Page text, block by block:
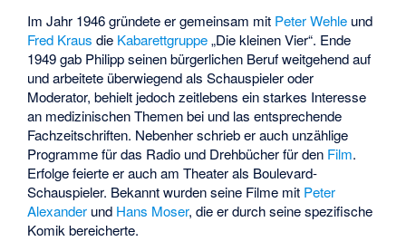
Im Jahr 1946 gründete er gemeinsam mit Peter Wehle und
Fred Kraus die Kabarettgruppe„Die kleinen Vier“. Ende
1949 gab Philipp seinen bürgerlichen Beruf weitgehend auf
und arbeitete überwiegend als Schauspieler oder
Moderator, behielt jedoch zeitlebens ein starkes Interesse
an medizinischen Themen bei und las entsprechende
Fachzeitschriften. Nebenher schrieb er auch unzählige
Programme für das Radio und Drehbücher für den Film.
Erfolge feierte er auch am Theater als Boulevard-
Schauspieler. Bekannt wurden seine Filme mit Peter
Alexander und Hans Moser, die er durch seine spezifische
Komik bereicherte.